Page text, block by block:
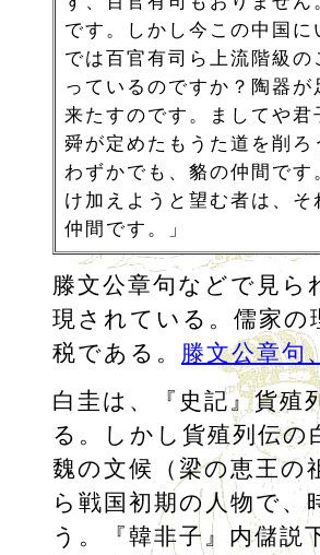
です。しかし今この中国
では百官有司ら上流階級
っているのですか？陶器
来たすのです。ましてや
舜が定めたもうた道を削
わずかでも、貉の仲間で
け加えようと望む者は、
仲間です。」
滕文公章句などで見ら
現されている。儒家の
税である。 滕文公章句
白圭は、『史記』貨殖
る。しかし貨殖列伝
魏の文候（梁の恵王の
ら戦国初期の人物で
う。『韓非子』内儲説